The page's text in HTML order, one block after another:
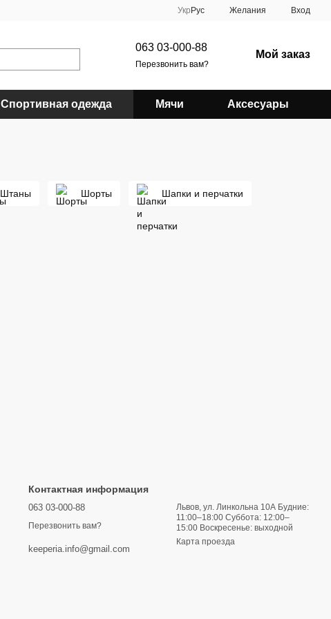
Укр Рус Желания Вход
063 03-000-88
Перезвонить вам?
Мой заказ
Спортивная одежда Мячи Аксесуары
Штаны Шорты Шапки и перчатки
Контактная информация
063 03-000-88
Перезвонить вам?
keeperia.info@gmail.com
Львов, ул. Линкольна 10А Будние:
11:00–18:00 Суббота: 12:00–
15:00 Воскресенье: выходной
Карта проезда